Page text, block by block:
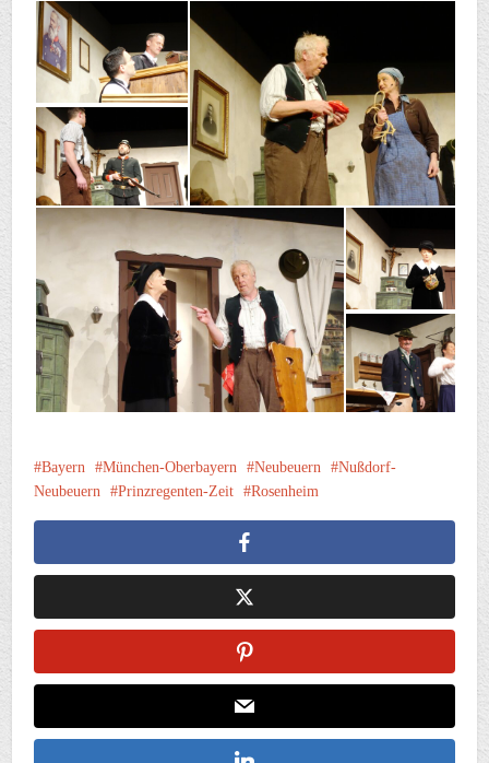
Bayern München-Oberbayern Neubeuern
Nußdorf-
Neubeuern
Prinzregenten-Zeit Rosenheim